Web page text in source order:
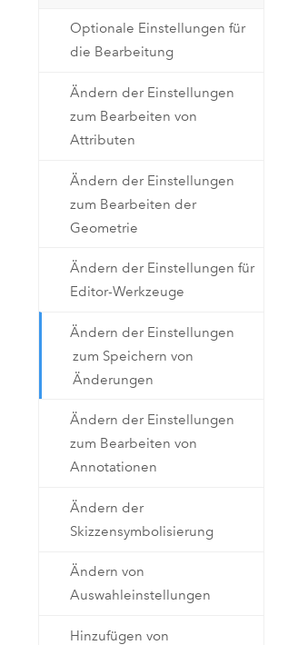
Developer-Technologie
Erstellen Sie Anwendungen für
räumliche Analyse
Optionale Einstellungen für
die Bearbeitung
Ändern der Einstellungen
zum Bearbeiten von
Attributen
Ändern der Einstellungen
zum Bearbeiten der
Geometrie
Ändern der Einstellungen für
Editor-Werkzeuge
Ändern der Einstellungen
zum Speichern von
Änderungen
Ändern der Einstellungen
zum Bearbeiten von
Annotationen
Ändern der
Skizzensymbolisierung
Ändern von
Auswahleinstellungen
Hinzufügen von